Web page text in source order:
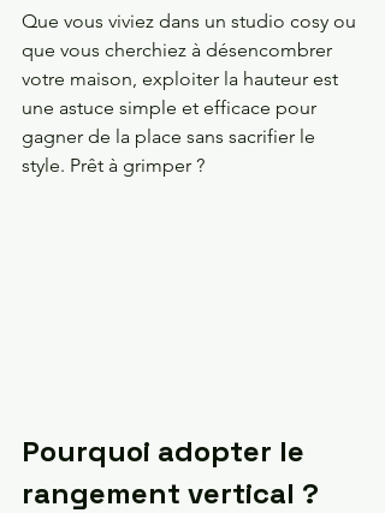
Que vous viviez dans un studio cosy ou
que vous cherchiez à désencombrer
votre maison, exploiter la hauteur est
une astuce simple et efficace pour
gagner de la place sans sacrifier le
style. Prêt à grimper ?
Pourquoi adopter le
rangement vertical ?